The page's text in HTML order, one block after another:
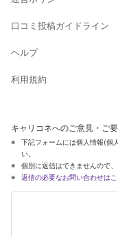
口コミ投稿ガイドライン
ヘルプ
利用規約
キャリコネへのご意見・ご
下記フォームには個人情報(個
い。
個別に返信はできませんので、
返信の必要なお問い合わせは